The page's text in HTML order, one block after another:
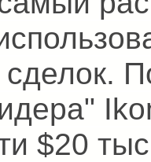
$20